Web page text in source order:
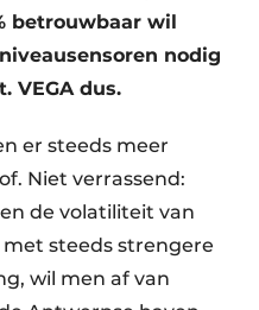
betrouwbaar wil
nodig
VEGA dus.
er steeds meer
Niet verrassend:
de volatiliteit van
steeds strengere
wil men af van